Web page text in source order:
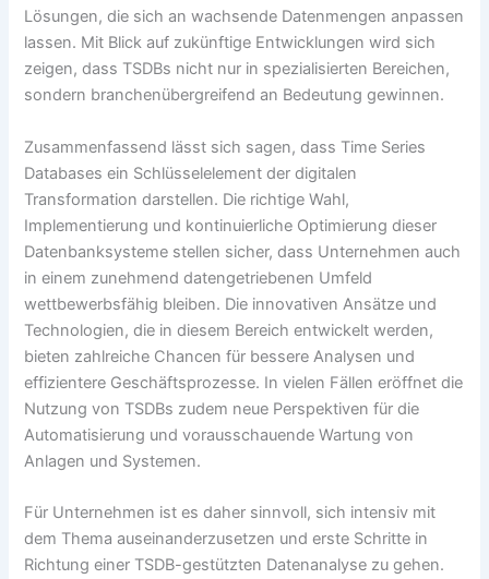
Lösungen, die sich an wachsende Datenmengen anpassen
lassen. Mit Blick auf zukünftige Entwicklungen wird sich
zeigen, dass TSDBs nicht nur in spezialisierten Bereichen,
sondern branchenübergreifend an Bedeutung gewinnen.
Zusammenfassend lässt sich sagen, dass Time Series
Databases ein Schlüsselelement der digitalen
Transformation darstellen. Die richtige Wahl,
Implementierung und kontinuierliche Optimierung dieser
Datenbanksysteme stellen sicher, dass Unternehmen auch
in einem zunehmend datengetriebenen Umfeld
wettbewerbsfähig bleiben. Die innovativen Ansätze und
Technologien, die in diesem Bereich entwickelt werden,
bieten zahlreiche Chancen für bessere Analysen und
effizientere Geschäftsprozesse. In vielen Fällen eröffnet die
Nutzung von TSDBs zudem neue Perspektiven für die
Automatisierung und vorausschauende Wartung von
Anlagen und Systemen.
Für Unternehmen ist es daher sinnvoll, sich intensiv mit
dem Thema auseinanderzusetzen und erste Schritte in
Richtung einer TSDB-gestützten Datenanalyse zu gehen.